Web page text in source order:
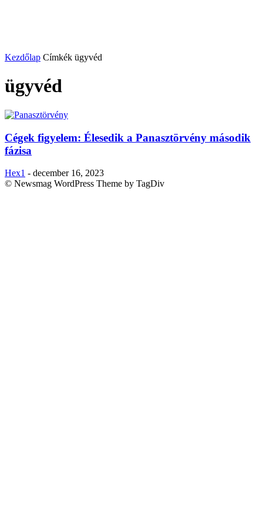
Kezdőlap Címkék ügyvéd
ügyvéd
Cégek figyelem: Élesedik a Panasztörvény második
fázisa
Hex1 - december 16, 2023
© Newsmag WordPress Theme by TagDiv